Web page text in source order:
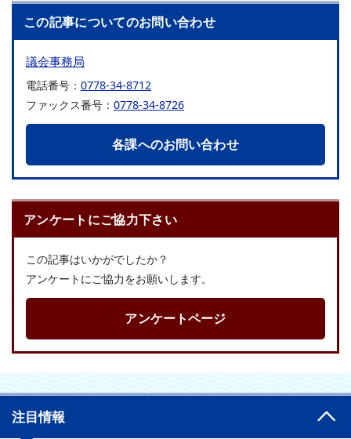
この記事についてのお問い合わせ
議会事務局
電話番号： 0778-34-8712
ファックス番号： 0778-34-8726
各課へのお問い合わせ
アンケートにご協力下さい
この記事はいかがでしたか？
アンケートにご協力をお願いします。
アンケートページ
注目情報